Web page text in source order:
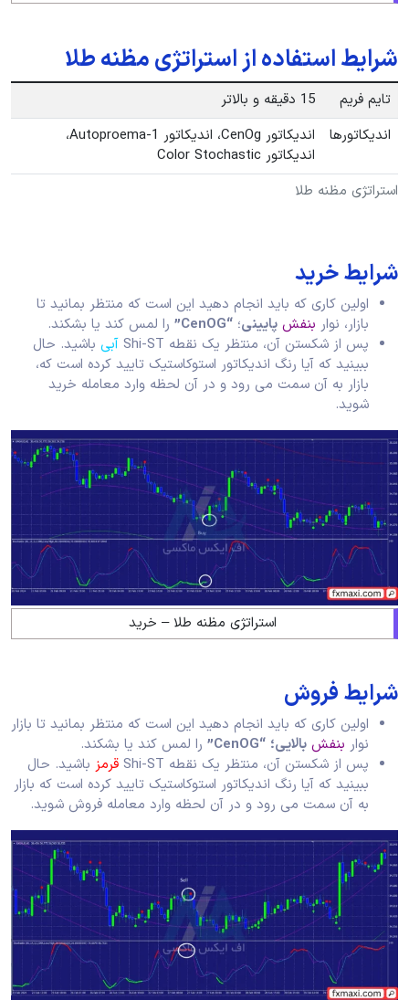
شرایط استفاده از استراتژی مظنه طلا
استراتژی مظنه طلا
تایم فریم
15 دقیقه و بالاتر
اندیکاتورها
اندیکاتور CenOg، اندیکاتور Autoproema-1،
اندیکاتور Color Stochastic
شرایط خرید
اولین کاری که باید انجام دهید این است که منتظر بمانید تا
بازار، نوار بنفش پایینی؛ “CenOG”
را لمس کند یا بشکند.
پس از شکستن آن، منتظر یک نقطه Shi-ST
آبی باشید. حال
ببینید که آیا رنگ اندیکاتور استوکاستیک تایید کرده است که،
بازار به آن سمت می رود و در آن لحظه وارد معامله خرید
شوید.
استراتژی مظنه طلا – خرید
شرایط فروش
اولین کاری که باید انجام دهید این است که منتظر بمانید تا بازار
نوار بنفش بالایی؛ “CenOG”
را لمس کند یا بشکند.
پس از شکستن آن، منتظر یک نقطه Shi-ST
قرمز باشید. حال
ببینید که آیا رنگ اندیکاتور استوکاستیک تایید کرده است که بازار
به آن سمت می رود و در آن لحظه وارد معامله فروش شوید.